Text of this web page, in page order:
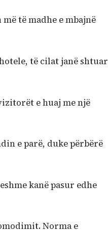
të madhe e mbajnë
të cilat janë shtuar
e huaj me një
e parë, duke përbërë
kanë pasur edhe
Norma e